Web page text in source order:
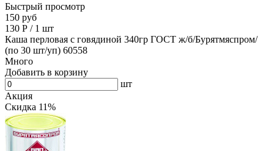
Быстрый просмотр
150 руб
130 Р / 1 шт
Каша перловая с говядиной 340гр ГОСТ ж/б/Бурятмяспром/
(по 30 шт/уп) 60558
Много
Добавить в корзину
шт
Акция
Скидка 11%